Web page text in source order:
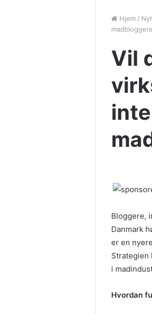
Hjem /
Vil
Bloggere,
Danmark
er en
Strategien
i
Hvordan